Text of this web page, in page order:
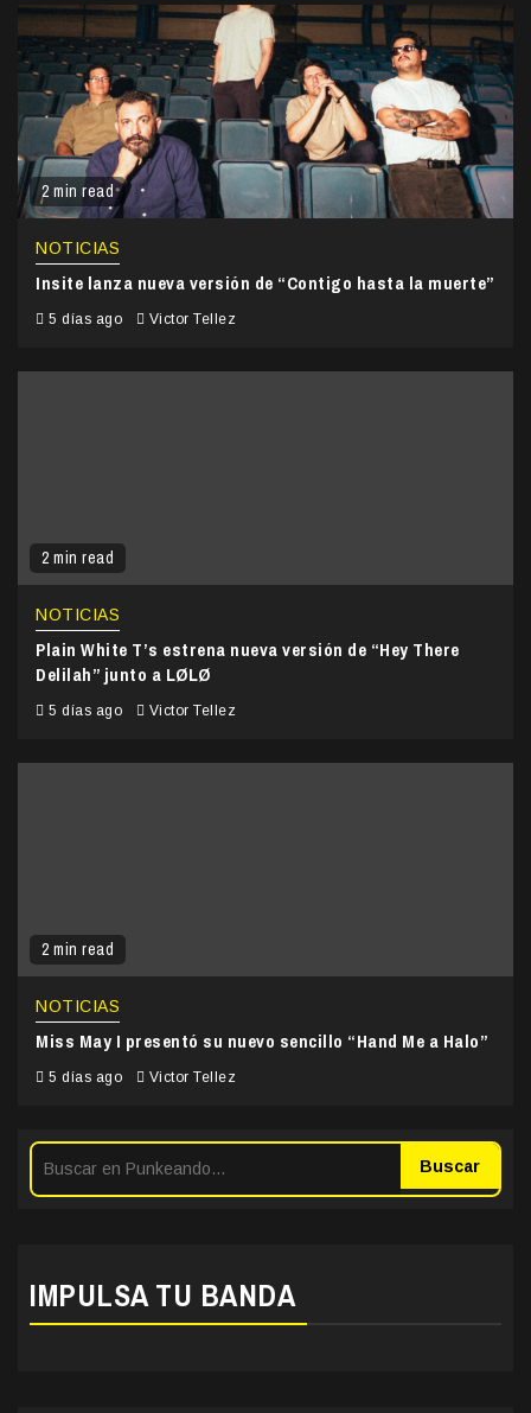
2 min read
NOTICIAS
Insite lanza nueva versión de “Contigo hasta la muerte”
5 días ago Victor Tellez
2 min read
NOTICIAS
Plain White T’s estrena nueva versión de “Hey There
Delilah” junto a LØLØ
5 días ago Victor Tellez
2 min read
NOTICIAS
Miss May I presentó su nuevo sencillo “Hand Me a Halo”
5 días ago Victor Tellez
Buscar
IMPULSA TU BANDA